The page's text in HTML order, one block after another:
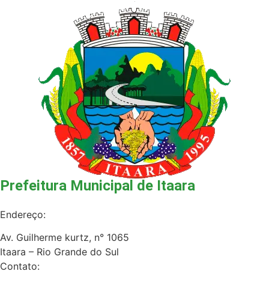
Prefeitura Municipal de Itaara
Endereço:
Av. Guilherme kurtz, n° 1065
Itaara – Rio Grande do Sul
Contato: